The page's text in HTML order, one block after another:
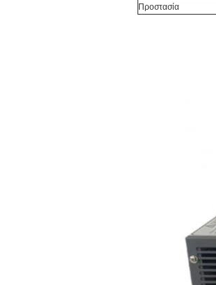
Προστασία